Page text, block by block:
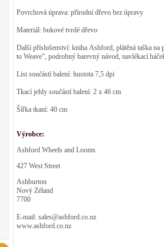
Povrchová úprava: přírodní dřevo bez úpravy
Materiál: bukové tvrdé dřevo
Další příslušenství: kniha Ashford, plátěná taška
to Weave", podrobný barevný návod, navlékací
List součástí balení: hustota 7,5 dpi
Tkací jehly součástí balení: 2 x 46 cm
Šířka tkaní: 40 cm
Výrobce:
Ashford Wheels and Looms
427 West Street
Ashburton
Nový Zéland
7700
E-mail: sales@ashford.co.nz
www.ashford.co.nz